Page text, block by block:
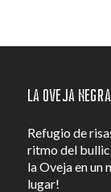
La Oveja
Refugio de
ritmo del
la Oveja en un
lugar!